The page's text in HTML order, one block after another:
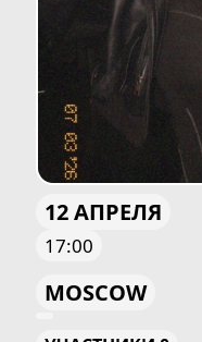
12 АПРЕЛЯ
17:00
MOSCOW